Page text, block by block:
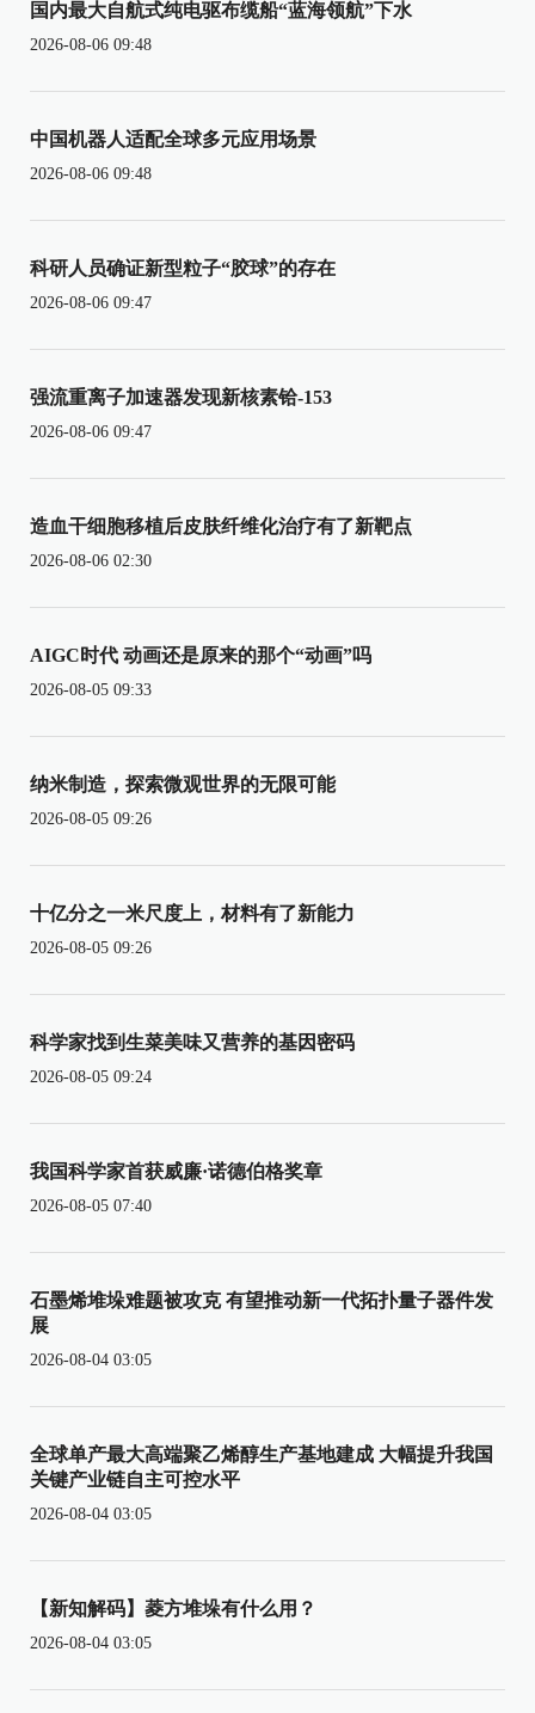
国内最大自航式纯电驱布缆船“蓝海领航”下水
2026-08-06 09:48
中国机器人适配全球多元应用场景
2026-08-06 09:48
科研人员确证新型粒子“胶球”的存在
2026-08-06 09:47
强流重离子加速器发现新核素铪-153
2026-08-06 09:47
造血干细胞移植后皮肤纤维化治疗有了新靶点
2026-08-06 02:30
AIGC时代 动画还是原来的那个“动画”吗
2026-08-05 09:33
纳米制造，探索微观世界的无限可能
2026-08-05 09:26
十亿分之一米尺度上，材料有了新能力
2026-08-05 09:26
科学家找到生菜美味又营养的基因密码
2026-08-05 09:24
我国科学家首获威廉·诺德伯格奖章
2026-08-05 07:40
石墨烯堆垛难题被攻克 有望推动新一代拓扑量子器件发
展
2026-08-04 03:05
全球单产最大高端聚乙烯醇生产基地建成 大幅提升我国
关键产业链自主可控水平
2026-08-04 03:05
【新知解码】菱方堆垛有什么用？
2026-08-04 03:05